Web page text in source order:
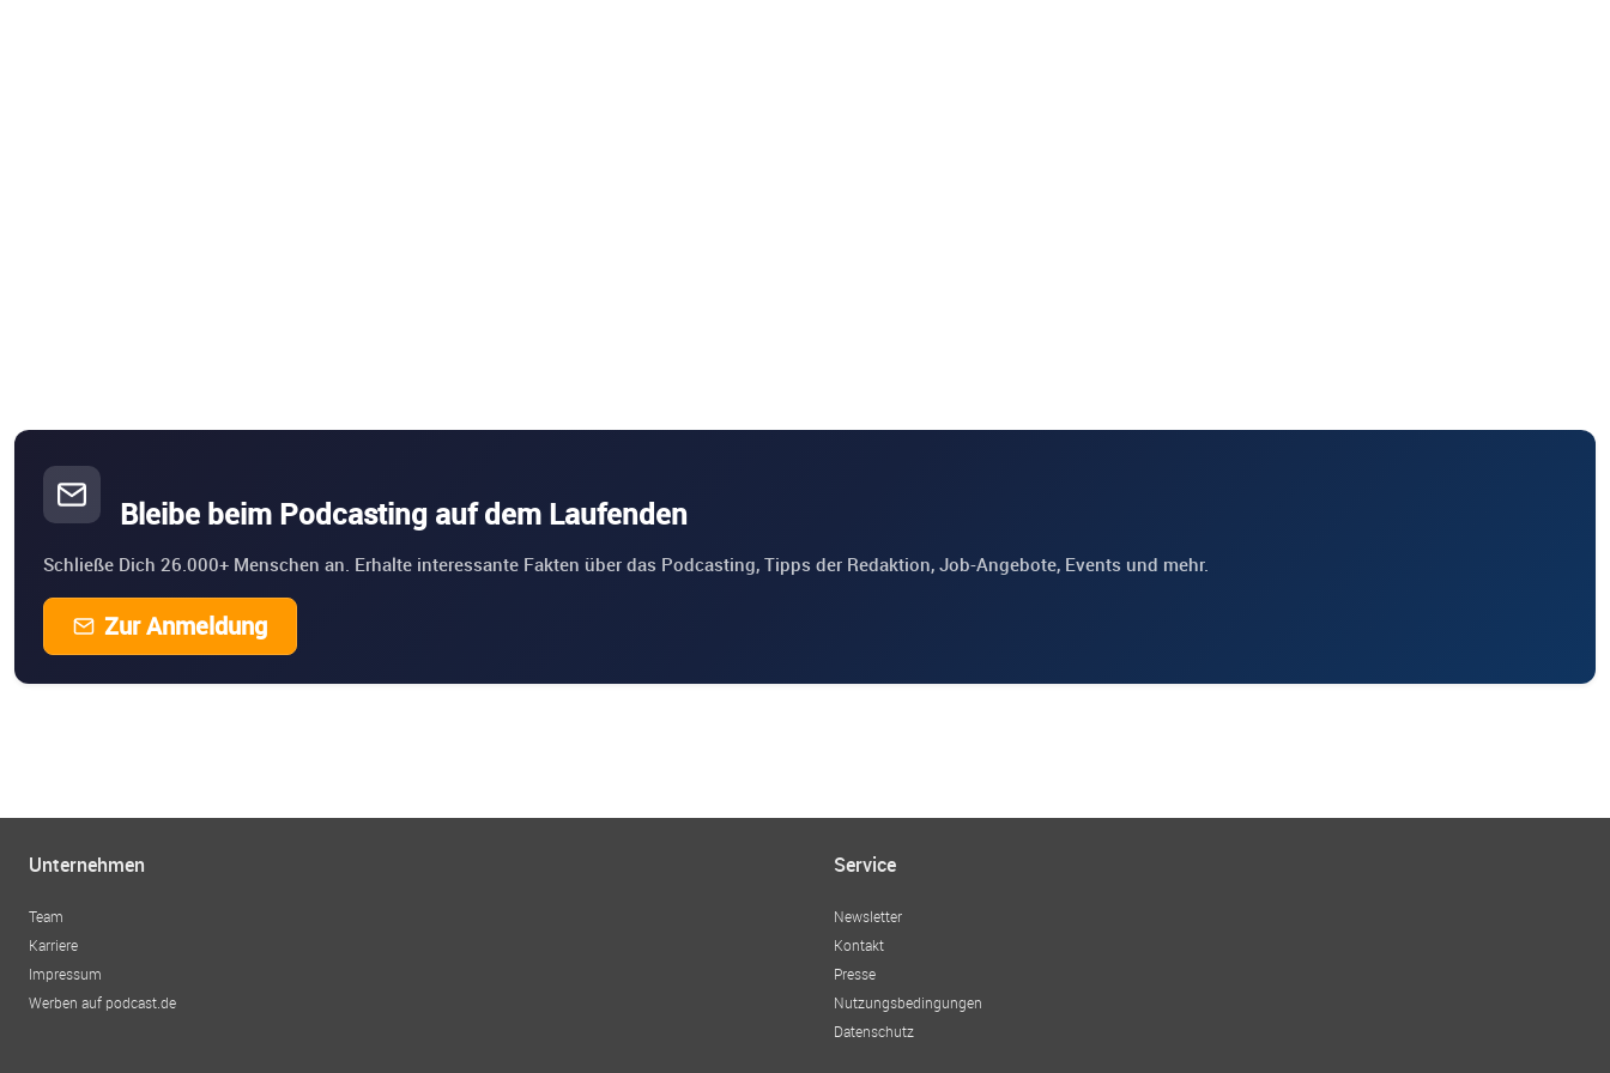
Bleibe beim Podcasting auf dem Laufenden
Schließe Dich 26.000+ Menschen an. Erhalte interessante Fakten über das Podcasting, Tipps der Redaktion, Job-Angebote, Events und mehr.
Zur Anmeldung
Unternehmen
Team
Karriere
Impressum
Werben auf podcast.de
Service
Newsletter
Kontakt
Presse
Nutzungsbedingungen
Datenschutz